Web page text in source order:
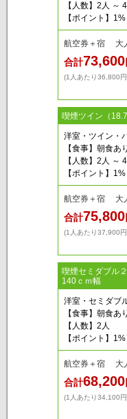
【人数】2人 ～
【ポイント】1%
航空券＋宿 大
合計73,600
(1人あたり36,800
喫煙ツイン（
洋室・ツイン・
【食事】朝食あ
【人数】2人 ～
【ポイント】1%
航空券＋宿 大
合計75,800
(1人あたり37,900
喫煙セミダブル
140ｃｍ幅
洋室・セミダブ
【食事】朝食あ
【人数】2人
【ポイント】1%
航空券＋宿 大
合計68,200
(1人あたり34,100